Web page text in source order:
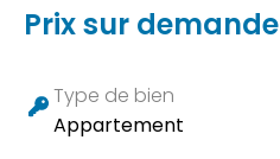
Prix sur demande
Type de bien
Appartement